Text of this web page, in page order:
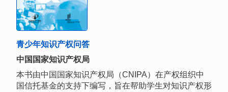
青少年知识产权问答
中国国家知识产权局
本书由中国国家知识产权局（CNIPA）在产权组织中
国信托基金的支持下编写，旨在帮助学生对知识产权形